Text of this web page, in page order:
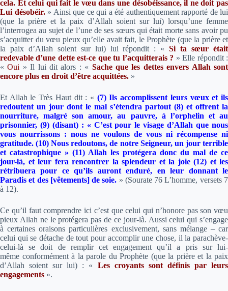
cela. Et celui qui fait le vœu dans une désobéissance, il ne doit pas
Lui désobéir.» Ainsi que ce qui a été authentiquement rapporté de lui
(que la prière et la paix d’Allah soient sur lui) lorsqu’une femme
l’interrogea au sujet de l’une de ses sœurs qui était morte sans avoir pu
s’acquitter du vœu pieux qu’elle avait fait, le Prophète (que la prière et
la paix d’Allah soient sur lui) lui répondit : «Si ta sœur était
redevable d’une dette est-ce que tu l’acquitterais ? » Elle répondit :
«Oui » Il lui dit alors : « Sache que les dettes envers Allah sont
encore plus en droit d’être acquittées. »
Et Allah le Très Haut dit : « (7) Ilsaccomplissent leurs vœuxet ils
redoutent un jour dont le mal s’étendra partout (8) et offrent la
nourriture, malgré son amour, au pauvre, à l’orphelin et au
prisonnier, (9) (disant) : « C’est pour le visage d’Allah que nous
vous nourrissons : nous ne voulons de vous ni récompense ni
gratitude. (10) Nous redoutons, de notre Seigneur, un jour terrible
et catastrophique » (11) Allah les protégera donc du mal de ce
jour-là, et leur fera rencontrer la splendeur et la joie (12) et les
rétribuera pour ce qu’ils auront enduré, en leur donnant le
Paradis et des [vêtements] de soie. » (Sourate 76 L’homme, versets 7
à 12).
Ce qu’il faut comprendre ici c’est que celui qui n’honore pas son vœu
pieux Allah ne le protégera pas de ce jour-là. Aussi celui qui s’engage
à certaines oraisons particulières exclusivement, sans mélange – car
celui qui se détache de tout pour accomplir une chose, il la parachève-
celui-là se doit de remplir cet engagement qu’il a pris sur lui-
même conformément à la parole du Prophète (que la prière et la paix
d’Allah soient sur lui) : « Les croyants sont définis par leurs
engagements ».